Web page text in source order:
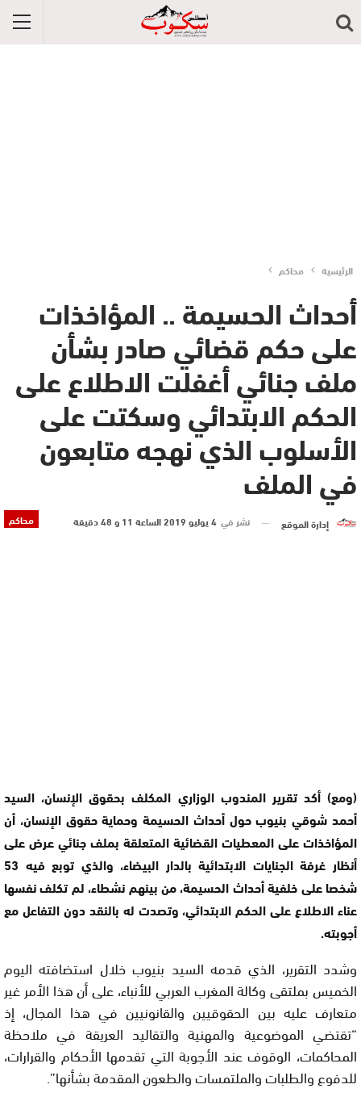
الرئيسية محاكم
أحداث الحسيمة .. المؤاخذات
على حكم قضائي صادر بشأن
ملف جنائي أغفلت الاطلاع على
الحكم الابتدائي وسكتت على
الأسلوب الذي نهجه متابعون
في الملف
محاكم إدارة الموقع نشر في 4 يوليو 2019 الساعة 11 و 48 دقيقة
(ومع) أكد تقرير المندوب الوزاري المكلف بحقوق الإنسان، السيد
أحمد شوقي بنيوب حول أحداث الحسيمة وحماية حقوق الإنسان، أن
المؤاخذات على المعطيات القضائية المتعلقة بملف جنائي عرض على
أنظار غرفة الجنايات الابتدائية بالدار البيضاء، والذي توبع فيه 53
شخصا على خلفية أحداث الحسيمة، من بينهم نشطاء، لم تكلف نفسها
عناء الاطلاع على الحكم الابتدائي، وتصدت له بالنقد دون التفاعل مع
أجوبته.
وشدد التقرير، الذي قدمه السيد بنيوب خلال استضافته اليوم
الخميس بملتقى وكالة المغرب العربي للأنباء، على أن هذا الأمر غير
متعارف عليه بين الحقوقيين والقانونيين في هذا المجال، إذ
“تقتضي الموضوعية والمهنية والتقاليد العريقة في ملاحظة
المحاكمات، الوقوف عند الأجوبة التي تقدمها الأحكام والقرارات،
للدفوع والطلبات والملتمسات والطعون المقدمة بشأنها”.